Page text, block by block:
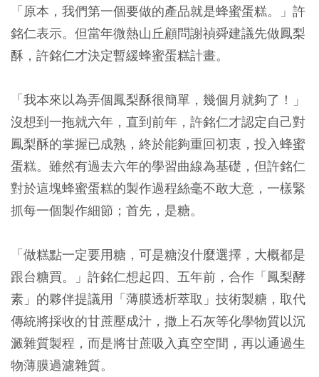
「原本，我們第一個要做的產品就是蜂蜜蛋糕。」許
銘仁表示。但當年微熱山丘顧問謝禎舜建議先做鳳梨
酥，許銘仁才決定暫緩蜂蜜蛋糕計畫。
「我本來以為弄個鳳梨酥很簡單，幾個月就夠了！」
沒想到一拖就六年，直到前年，許銘仁才認定自己對
鳳梨酥的掌握已成熟，終於能夠重回初衷，投入蜂蜜
蛋糕。雖然有過去六年的學習曲線為基礎，但許銘仁
對於這塊蜂蜜蛋糕的製作過程絲毫不敢大意，一樣緊
抓每一個製作細節；首先，是糖。
「做糕點一定要用糖，可是糖沒什麼選擇，大概都是
跟台糖買。」許銘仁想起四、五年前，合作「鳳梨酵
素」的夥伴提議用「薄膜透析萃取」技術製糖，取代
傳統將採收的甘蔗壓成汁，撒上石灰等化學物質以沉
澱雜質製程，而是將甘蔗吸入真空空間，再以通過生
物薄膜過濾雜質。